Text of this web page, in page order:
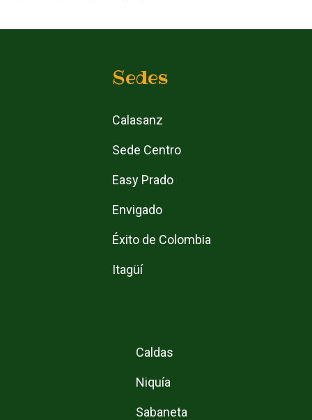
Sedes
Calasanz
Sede Centro
Easy Prado
Envigado
Éxito de Colombia
Itagüí
Caldas
Niquía
Sabaneta